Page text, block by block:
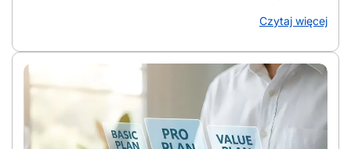
zebrano konkretne rozwiązania, które porządkują ekran,
smartfona. Telefon staje się wtedy narzędziem wsparcia, a
nie źródłem chaosu. Z artykułu dowiesz się: Jak
przygotować telefon seniora do bezpiecznego
codziennego użytkowania Jak przygotować telefon
seniora do bezpiecznego codziennego użytkowania?
Punkt wyjścia stanowi wybór urządzenia, które po
konfiguracji daje czytelny ekran, prostą obsługę, szybki
Czytaj więcej